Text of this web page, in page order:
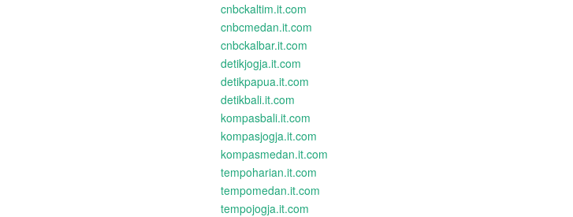
cnbckaltim.it.com
cnbcmedan.it.com
cnbckalbar.it.com
detikjogja.it.com
detikpapua.it.com
detikbali.it.com
kompasbali.it.com
kompasjogja.it.com
kompasmedan.it.com
tempoharian.it.com
tempomedan.it.com
tempojogja.it.com